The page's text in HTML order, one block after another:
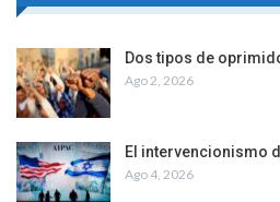
Dos tipos de
Ago 2, 2026
El intervencionismo
Ago 4, 2026